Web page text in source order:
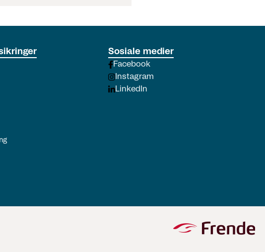
Sosiale medier
Facebook
Instagram
LinkedIn